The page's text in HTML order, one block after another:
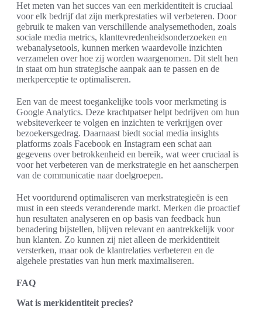
Het meten van het succes van een merkidentiteit is cruciaal
voor elk bedrijf dat zijn merkprestaties wil verbeteren. Door
gebruik te maken van verschillende analysemethoden, zoals
sociale media metrics, klanttevredenheidsonderzoeken en
webanalysetools, kunnen merken waardevolle inzichten
verzamelen over hoe zij worden waargenomen. Dit stelt hen
in staat om hun strategische aanpak aan te passen en de
merkperceptie te optimaliseren.
Een van de meest toegankelijke tools voor merkmeting is
Google Analytics. Deze krachtpatser helpt bedrijven om hun
websiteverkeer te volgen en inzichten te verkrijgen over
bezoekersgedrag. Daarnaast biedt social media insights
platforms zoals Facebook en Instagram een schat aan
gegevens over betrokkenheid en bereik, wat weer cruciaal is
voor het verbeteren van de merkstrategie en het aanscherpen
van de communicatie naar doelgroepen.
Het voortdurend optimaliseren van merkstrategieën is een
must in een steeds veranderende markt. Merken die proactief
hun resultaten analyseren en op basis van feedback hun
benadering bijstellen, blijven relevant en aantrekkelijk voor
hun klanten. Zo kunnen zij niet alleen de merkidentiteit
versterken, maar ook de klantrelaties verbeteren en de
algehele prestaties van hun merk maximaliseren.
FAQ
Wat is merkidentiteit precies?